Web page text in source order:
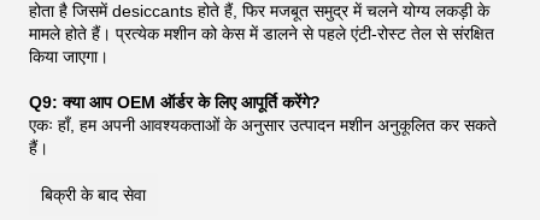
होता है जिसमें desiccants होते हैं, फिर मजबूत समुद्र में चलने योग्य लकड़ी के
मामले होते हैं। प्रत्येक मशीन को केस में डालने से पहले एंटी-रोस्ट तेल से संरक्षित
किया जाएगा।
Q9: क्या आप OEM ऑर्डर के लिए आपूर्ति करेंगे?
एकः हाँ, हम अपनी आवश्यकताओं के अनुसार उत्पादन मशीन अनुकूलित कर सकते
हैं।
बिक्री के बाद सेवा